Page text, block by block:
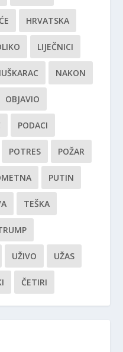
HRVATSKA
LIJEČNICI
NAKON
OBJAVIO
PODACI
POTRES POŽAR
PUTIN
TEŠKA
UŽIVO UŽAS
ČETIRI